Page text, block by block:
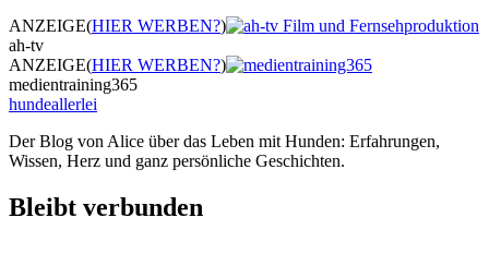
ANZEIGE(HIER WERBEN?)
ah-tv
ANZEIGE(HIER WERBEN?)
medientraining365
hundeallerlei
Der Blog von Alice über das Leben mit Hunden: Erfahrungen,
Wissen, Herz und ganz persönliche Geschichten.
Bleibt verbunden